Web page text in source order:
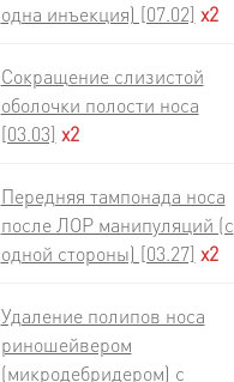
одна инъекция) [07.02] x2
Сокращение слизистой
оболочки полости носа
[03.03] x2
Передняя тампонада носа
после ЛОР манипуляций (с
одной стороны) [03.27] x2
Удаление полипов носа
риношейвером
(микродебридером) с